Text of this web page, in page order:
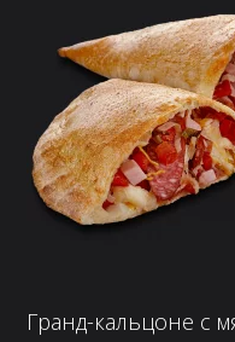
Гранд-кальцоне с